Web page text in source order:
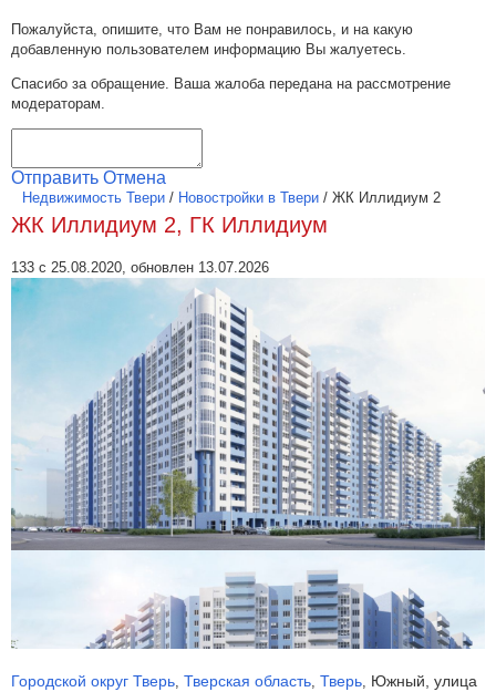
Пожалуйста, опишите, что Вам не понравилось, и на какую
добавленную пользователем информацию Вы жалуетесь.
Спасибо за обращение. Ваша жалоба передана на рассмотрение
модераторам.
Отправить Отмена
Недвижимость Твери / Новостройки в Твери / ЖК Иллидиум 2
ЖК Иллидиум 2, ГК Иллидиум
133 с 25.08.2020, обновлен 13.07.2026
Городской округ Тверь, Тверская область, Тверь, Южный, улица